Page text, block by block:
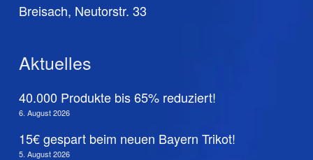
Breisach, Neutorstr. 33
Aktuelles
40.000 Produkte bis 65% reduziert!
6. August 2026
15€ gespart beim neuen Bayern Trikot!
5. August 2026